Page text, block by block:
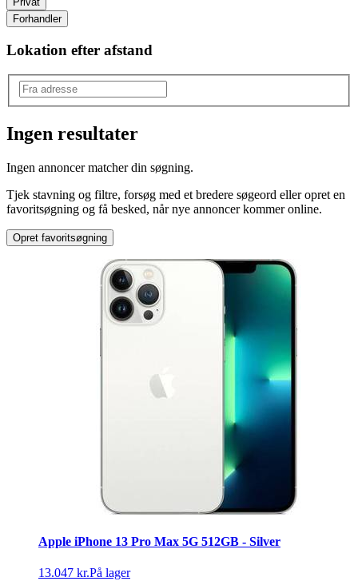
Forhandler
Lokation efter afstand
iPhone 13
Ingen resultater
Ingen annoncer matcher din søgning.
Tjek stavning og filtre, forsøg med et bredere søgeord eller opret en
favoritsøgning og få besked, når nye annoncer kommer online.
Opret favoritsøgning
Apple iPhone 13 Pro Max 5G 512GB - Silver
13.047 kr.På lager